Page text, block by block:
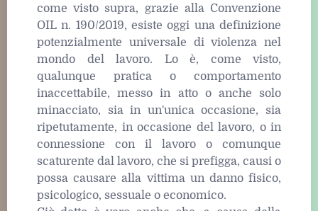
come visto supra, grazie alla Convenzione
OIL n. 190/2019, esiste oggi una definizione
potenzialmente universale di violenza nel
mondo del lavoro. Lo è, come visto,
qualunque pratica o comportamento
inaccettabile, messo in atto o anche solo
minacciato, sia in un'unica occasione, sia
ripetutamente, in occasione del lavoro, o in
connessione con il lavoro o comunque
scaturente dal lavoro, che si prefigga, causi o
possa causare alla vittima un danno fisico,
psicologico, sessuale o economico.